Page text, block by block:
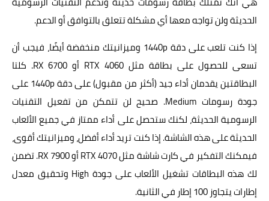
الحديثة ولن تواجه معها أي مشكلة تتعلق بالتوافق أو الدعم.
إذا كنت تلعب على دقة 1440p وميزانيتك منخفضة أيضًا، فيجب أن
تسعى للحصول على بطاقة مثل RTX 4060 أو RX 6700. كلتا
البطاقتين يقدمان أداء جيد (أكثر من مقبول) على دقة 1440p على
جودة رسومات Medium. صحيح لن تتمكن من تفعيل التقنيات
الرسومية الحديثة، لكنك ستحصل على أداء ممتاز في جميع الألعاب
الحديثة على هذه الشاشة. إذا كنت تريد أداء أفضل، وميزانيتك أقوى،
فيمكنك التفكير في كارت شاشة مثل RTX 4070 أو RX 7900. تضمن
لك هذه البطاقات تشغيل الألعاب على جودة High وتحقيق معدل
إطارات يتجاوز 100 إطار في الثانية.